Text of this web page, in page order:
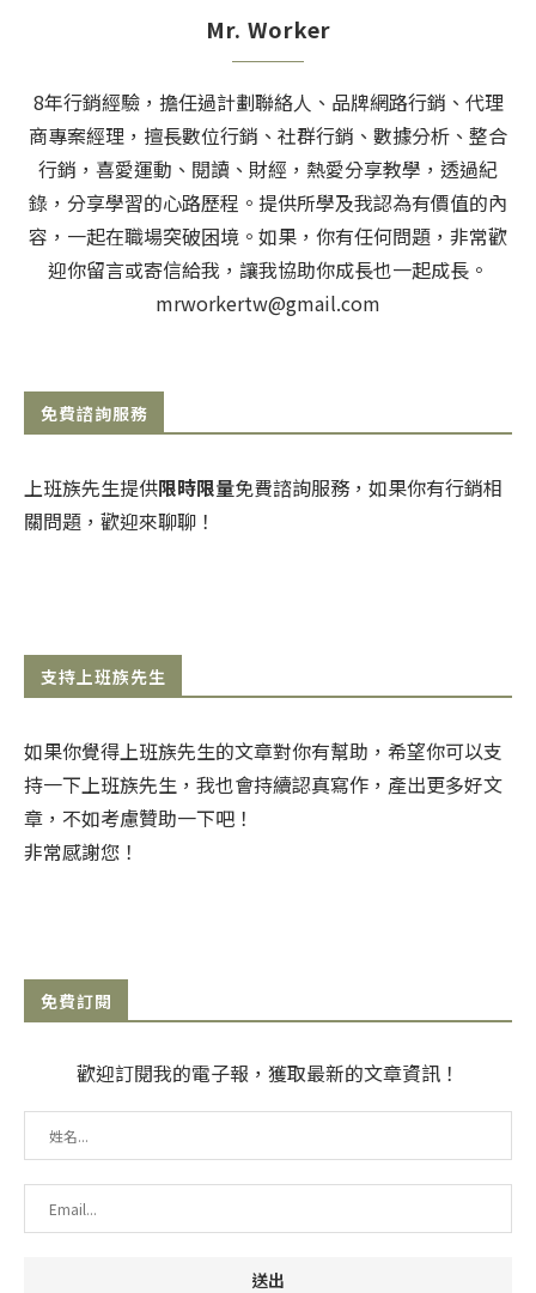
Mr. Worker
8年行銷經驗，擔任過計劃聯絡人、品牌網路行銷、代理
商專案經理，擅長數位行銷、社群行銷、數據分析、整合
行銷，喜愛運動、閱讀、財經，熱愛分享教學，透過紀
錄，分享學習的心路歷程。提供所學及我認為有價值的內
容，一起在職場突破困境。如果，你有任何問題，非常歡
迎你留言或寄信給我，讓我協助你成長也一起成長。
mrworkertw@gmail.com
免費諮詢服務
上班族先生提供限時限量免費諮詢服務，如果你有行銷相
關問題，歡迎來聊聊！
支持上班族先生
如果你覺得上班族先生的文章對你有幫助，希望你可以支
持一下上班族先生，我也會持續認真寫作，產出更多好文
章，不如考慮贊助一下吧！
非常感謝您！
免費訂閱
歡迎訂閱我的電子報，獲取最新的文章資訊！